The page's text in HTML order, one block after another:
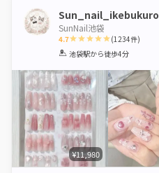
Sun_nail_ikebukuro
SunNail池袋
4.7
1 2 3 4 5
(1234件)
池袋駅から徒歩4分
¥11,980